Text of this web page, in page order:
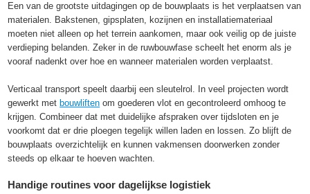
Een van de grootste uitdagingen op de bouwplaats is het verplaatsen van
materialen. Bakstenen, gipsplaten, kozijnen en installatiemateriaal
moeten niet alleen op het terrein aankomen, maar ook veilig op de juiste
verdieping belanden. Zeker in de ruwbouwfase scheelt het enorm als je
vooraf nadenkt over hoe en wanneer materialen worden verplaatst.
Verticaal transport speelt daarbij een sleutelrol. In veel projecten wordt
gewerkt met bouwliften om goederen vlot en gecontroleerd omhoog te
krijgen. Combineer dat met duidelijke afspraken over tijdsloten en je
voorkomt dat er drie ploegen tegelijk willen laden en lossen. Zo blijft de
bouwplaats overzichtelijk en kunnen vakmensen doorwerken zonder
steeds op elkaar te hoeven wachten.
Handige routines voor dagelijkse logistiek